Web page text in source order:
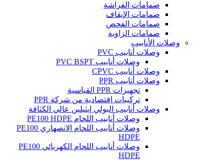
صمامات الفراشة
صمامات الإيقاف
صمامات الفحص
صمامات الزاوية
وصلات الأنابيب
وصلات أنابيب PVC
وصلات أنابيب PVC BSPT
وصلات أنابيب CPVC
وصلات أنابيب PPR
تجهيزات PPR القياسية
تركيبات اقتصادية من شركة PPR
وصلات أنابيب البولي إيثيلين عالي الكثافة
وصلات أنابيب اللحام PE100 HDPE
وصلات أنابيب اللحام الانصهاري PE100
HDPE
وصلات أنابيب اللحام الكهربائي PE100
HDPE